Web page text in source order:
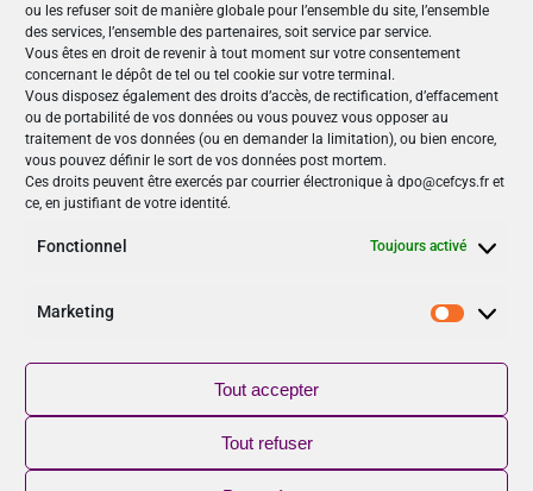
ou les refuser soit de manière globale pour l’ensemble du site, l’ensemble
des services, l’ensemble des partenaires, soit service par service.
Vous êtes en droit de revenir à tout moment sur votre consentement
concernant le dépôt de tel ou tel cookie sur votre terminal.
Vous disposez également des droits d’accès, de rectification, d’effacement
ou de portabilité de vos données ou vous pouvez vous opposer au
traitement de vos données (ou en demander la limitation), ou bien encore,
vous pouvez définir le sort de vos données post mortem.
Ces droits peuvent être exercés par courrier électronique à dpo@cefcys.fr et
ce, en justifiant de votre identité.
Fonctionnel Toujours activé
Marketing
Tout accepter
Tout refuser
Site : https://france.cyberseries.io/
Nos Publications
Articles (69)
Le Cefcys et son engagement (4)
Le Cyber Women Day (10)
Les femmes dans la cyber (19)
Les publications du Cefcys (7)
Sensibilisation (1)
NOUVEAU